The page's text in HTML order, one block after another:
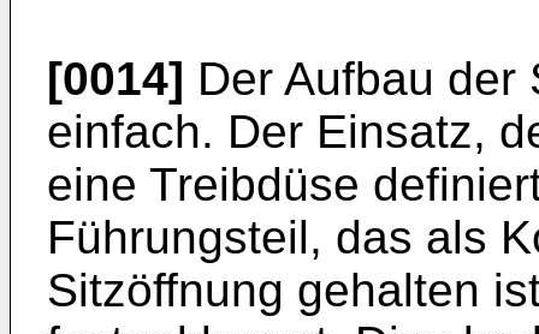
[0014] Der Aufbau der
einfach. Der Einsatz,
eine Treibdüse
Führungsteil, das als
Sitzöffnung gehalten